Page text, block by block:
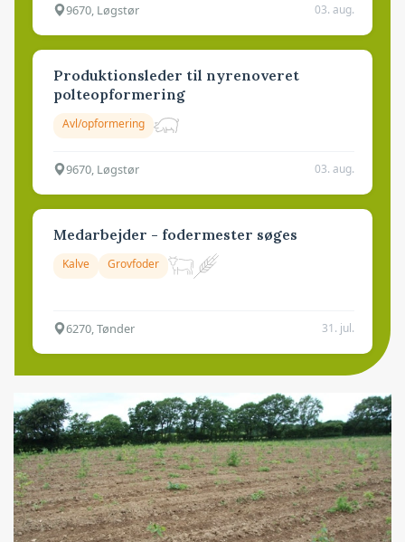
9670, Løgstør 03. aug.
Produktionsleder til nyrenoveret
polteopformering
Avl/opformering
9670, Løgstør 03. aug.
Medarbejder - fodermester søges
Kalve Grovfoder
6270, Tønder 31. jul.